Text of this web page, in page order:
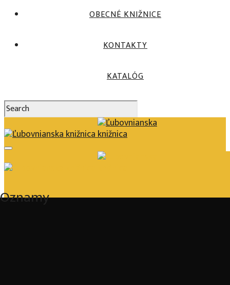
OBECNÉ KNIŽNICE
KONTAKTY
KATALÓG
Oznamy